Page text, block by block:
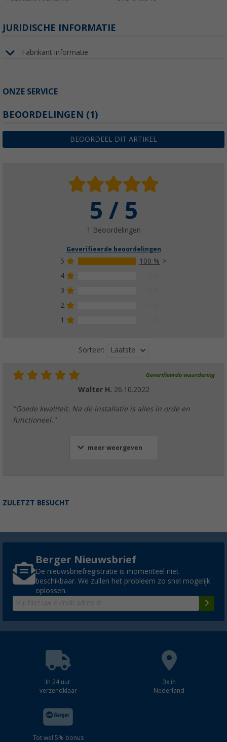
JURIDISCHE INFORMATIE
Fabrikant informatie
ONZE SERVICE
BEOORDELINGEN (1)
BEOORDEEL DIT ARTIKEL
5 / 5
1 Beoordelingen
Geverifieerde beoordelingen
5
100 %
4
3
2
1
Sorteer: Laatste
Geverifieerde waardering
Walter H. 26.10.2022
"Goede kwaliteit. Na de installatie is alles in orde en
functioneel."
meer weergeven
ZULETZT BESUCHT
Berger Nieuwsbrief
De nieuwsbriefregistratie is momenteel niet
beschikbaar. We zullen het probleem zo snel mogelijk
oplossen.
In 24 uur
verzendklaar
3x in
Nederland
Tot wel 5% bonus